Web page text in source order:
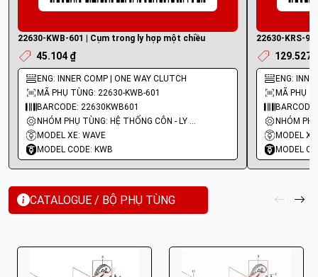
22630-KWB-601 | Cụm trong ly hợp một chiều
45.104 ₫
ENG: INNER COMP | ONE WAY CLUTCH
MÃ PHỤ TÙNG: 22630-KWB-601
BARCODE: 22630KWB601
NHÓM PHỤ TÙNG: HỆ THỐNG CÔN - LY HỢP - TRỤC SỐ - BÁNH RĂNG
MODEL XE: WAVE
MODEL CODE: KWB
22630-KRS-
129.527
ENG:
MÃ PHỤ
MODEL
MODEL
CATALOGUE / BỘ PHỤ TÙNG